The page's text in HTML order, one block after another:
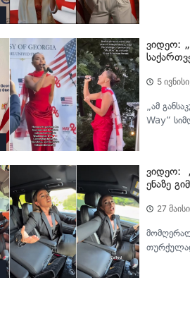
ვიდეო:
5
„ამ
Way“
ვიდეო:
ენაზე
27